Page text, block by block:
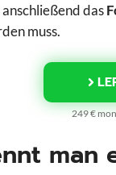
das
muss.
249 €
man